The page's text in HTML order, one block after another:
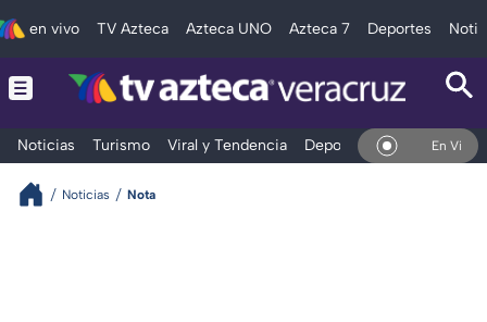
en vivo TV Azteca Azteca UNO Azteca 7 Deportes
Noticias Turismo Viral y Tendencia Deportes Espectáculos
En Vivo
Noticias Nota